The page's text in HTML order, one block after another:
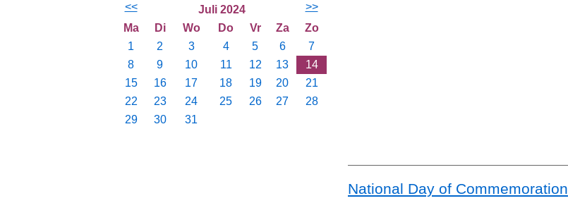
<< Juli 2024
>>
Ma
Di Wo Do Vr Za
Zo
1
2 3 4 5 6
7
8
9 10 11 12 13
14
15
16 17 18 19 20
21
22
23 24 25 26 27
28
29
30 31
National Day of Commemoration